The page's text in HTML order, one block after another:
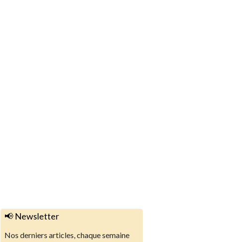
📢 Newsletter
Nos derniers articles, chaque semaine